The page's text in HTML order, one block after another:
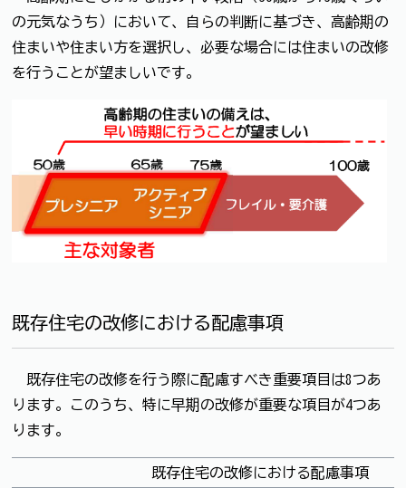
の元気なうち）において、自らの判断に基づき、高齢期の
住まいや住まい方を選択し、必要な場合には住まいの改修
を行うことが望ましいです。
既存住宅の改修における配慮事項
既存住宅の改修を行う際に配慮すべき重要項目は8つあ
ります。このうち、特に早期の改修が重要な項目が4つあ
ります。
既存住宅の改修における配慮事項